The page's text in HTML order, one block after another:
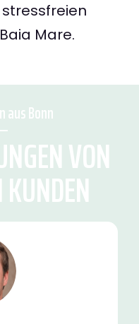
Mare.
aus Bonn
VON